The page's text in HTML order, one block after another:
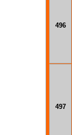
496
497